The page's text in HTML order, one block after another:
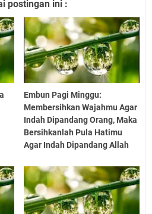
postingan ini :
Embun Pagi Minggu:
Membersihkan Wajahmu Agar
Indah Dipandang Orang, Maka
Bersihkanlah Pula Hatimu
Agar Indah Dipandang Allah